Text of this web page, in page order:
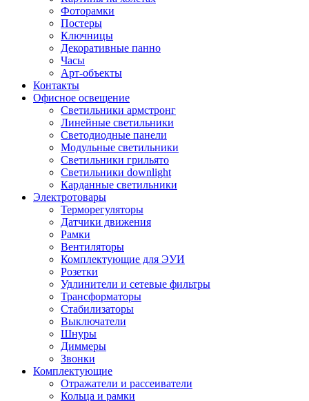
Фоторамки
Постеры
Ключницы
Декоративные панно
Часы
Арт-объекты
Контакты
Офисное освещение
Светильники армстронг
Линейные светильники
Светодиодные панели
Модульные светильники
Светильники грильято
Светильники downlight
Карданные светильники
Электротовары
Терморегуляторы
Датчики движения
Рамки
Вентиляторы
Комплектующие для ЭУИ
Розетки
Удлинители и сетевые фильтры
Трансформаторы
Стабилизаторы
Выключатели
Шнуры
Диммеры
Звонки
Комплектующие
Отражатели и рассеиватели
Кольца и рамки